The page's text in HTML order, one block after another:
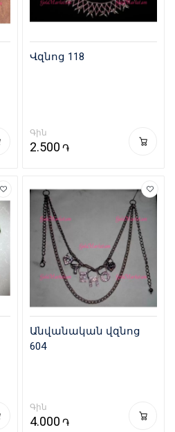
Վզնոց 118
Գին
2.500 ֏
Անվանական վզնոց
604
Գին
4.000 ֏